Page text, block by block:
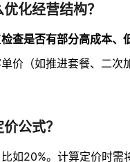
化经营结构？
检查是否有部分高成本、
价（如推进套餐、二次
公式？
如20%。计算定价时需